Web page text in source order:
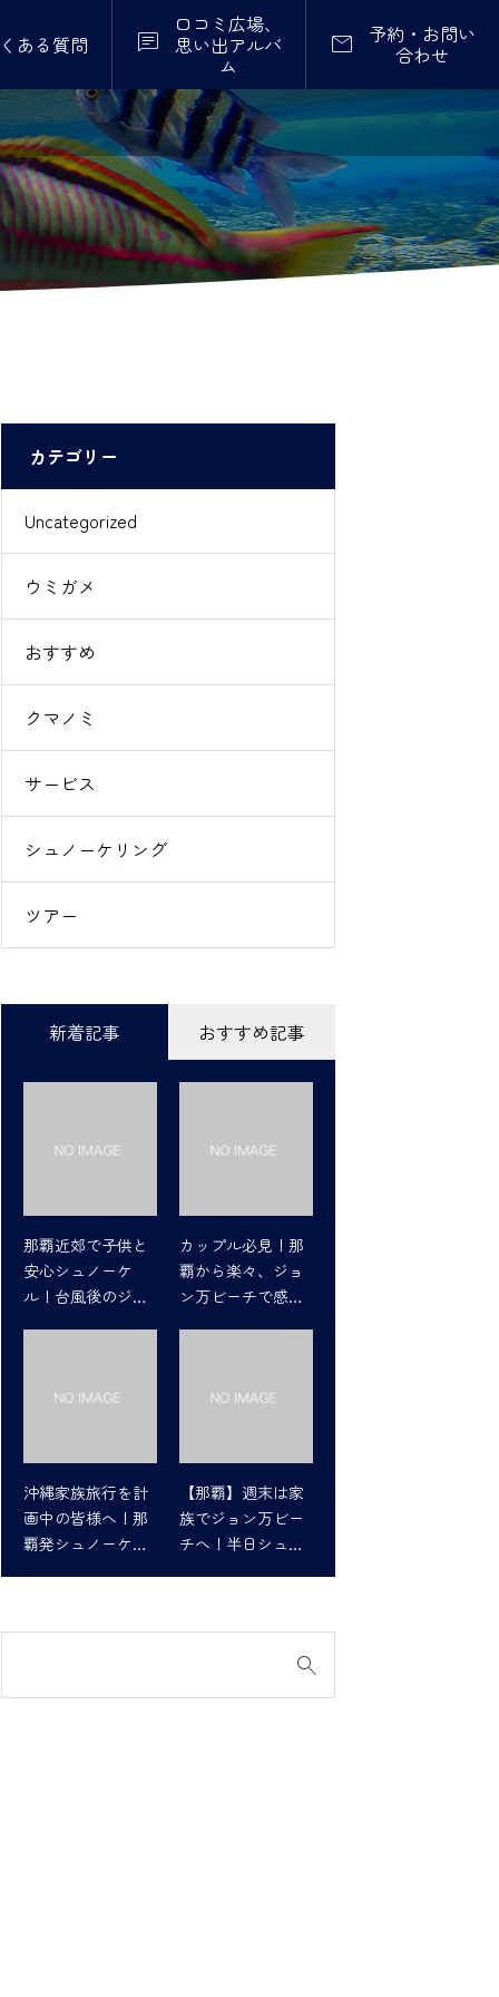
ある質問 
口コミ広場、
思い出アルバ
ム
 予約・お問い
合わせ
カテゴリー
Uncategorized
ウミガメ
おすすめ
クマノミ
サービス
シュノーケリング
ツアー
新着記事 おすすめ記事
那覇近郊で子供と
安心シュノーケ
ル！台風後のジョ
カップル必見！那
覇から楽々、ジョ
ン万ビーチで感動
沖縄家族旅行を計
画中の皆様へ！那
覇発シュノーケリ
【那覇】週末は家
族でジョン万ビー
チへ！半日シュノ